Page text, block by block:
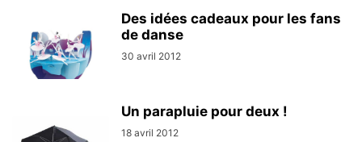
Des idées cadeaux pour les fans
de danse
30 avril 2012
Un parapluie pour deux !
18 avril 2012